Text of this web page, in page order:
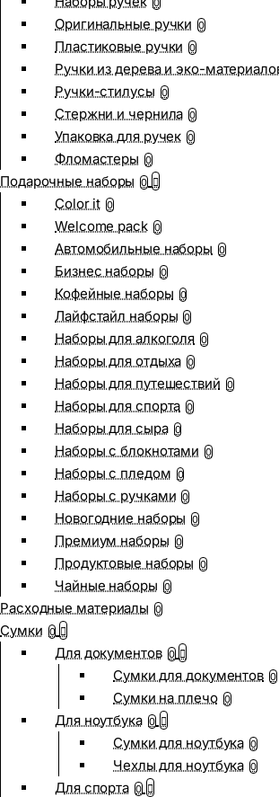
0
Оригинальные ручки 0
Пластиковые ручки 0
Ручки из дерева и эко-
Ручки-стилусы 0
Стержни и чернила 0
Упаковка для ручек 0
Фломастеры 0
Подарочные наборы 0
Color it 0
Welcome pack 0
Автомобильные наборы 0
Бизнес наборы 0
Кофейные наборы 0
Лайфстайл наборы 0
Наборы для алкоголя 0
Наборы для отдыха 0
Наборы для путешествий 0
Наборы для спорта 0
Наборы для сыра 0
Наборы с блокнотами 0
Наборы с пледом 0
Наборы с ручками 0
Новогодние наборы 0
Премиум наборы 0
Продуктовые наборы 0
Чайные наборы 0
Расходные материалы 0
Сумки 0
Для документов 0
Сумки для документов 0
Сумки на плечо 0
Для ноутбука 0
Сумки для ноутбука 0
Чехлы для ноутбука 0
Для спорта 0